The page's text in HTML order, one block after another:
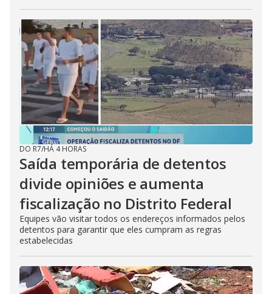
DO R7/HÁ 4 HORAS
Saída temporária de detentos
divide opiniões e aumenta
fiscalização no Distrito Federal
Equipes vão visitar todos os endereços informados pelos
detentos para garantir que eles cumpram as regras
estabelecidas